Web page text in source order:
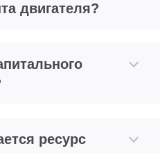
двигателя?
ресурс